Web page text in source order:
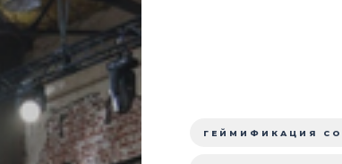
ГЕЙМИФИКАЦИЯ